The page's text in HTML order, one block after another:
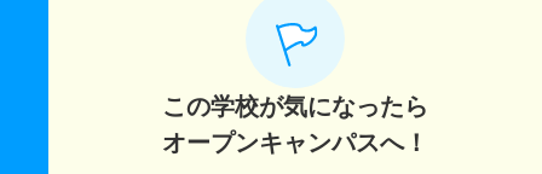
この学校が気になったら
オープンキャンパスへ！